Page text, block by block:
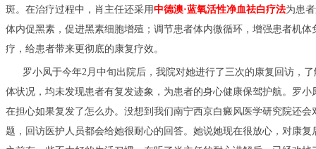
斑。在治疗过程中，肖主任还采用中德澳·蓝氧活性净血祛白疗法为患
体内促黑素，促进黑素细胞增殖；调节患者体内微循环，增强患者机
疗，给患者带来更彻底的康复疗效。
罗小凤于今年2月中旬出院后，我院对她进行了三次的康复回访，
体状况，均未发现患者有复发迹象，为患者的身心健康保驾护航。罗
在担心如果复发了怎么办。没想到我们南宁西京白癜风医学研究院还
题，回访医护人员都会给她很耐心的回答。她说她现在很放心，对康